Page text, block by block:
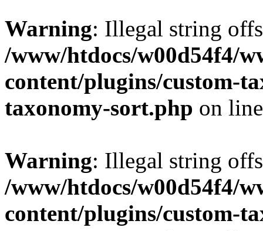
Warning: Illegal string
/www/htdocs/w00d54f4/
content/plugins/custom-
taxonomy-sort.php on
Warning: Illegal string
/www/htdocs/w00d54f4/
content/plugins/custom-